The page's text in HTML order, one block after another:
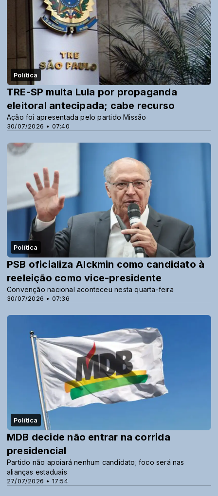
Política
30/07/2026 • 07:40
TRE-SP multa Lula por propaganda
eleitoral antecipada; cabe recurso
Ação foi apresentada pelo partido Missão
Política
30/07/2026 • 07:36
PSB oficializa Alckmin como candidato à
reeleição como vice-presidente
Convenção nacional aconteceu nesta quarta-feira
Política
27/07/2026 • 17:54
MDB decide não entrar na corrida
presidencial
Partido não apoiará nenhum candidato; foco será nas
alianças estaduais